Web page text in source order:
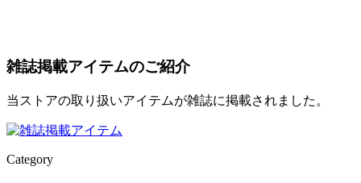
雑誌掲載アイテムのご紹介
当ストアの取り扱いアイテムが雑誌に掲載されました。
Category